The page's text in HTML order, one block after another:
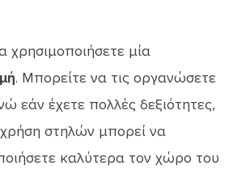
χρησιμοποιήσετε μία
. Μπορείτε να τις οργανώσετε
εάν έχετε πολλές δεξιότητες,
στηλών μπορεί να
καλύτερα τον χώρο του